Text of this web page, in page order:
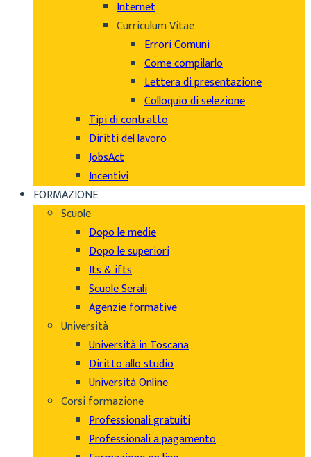
Internet
Curriculum Vitae
Errori Comuni
Come compilarlo
Lettera di presentazione
Colloquio di selezione
Tipi di contratto
Diritti del lavoro
JobsAct
Incentivi
FORMAZIONE
Scuole
Dopo le medie
Dopo le superiori
Its & ifts
Scuole Serali
Agenzie formative
Università
Università in Toscana
Diritto allo studio
Università Online
Corsi formazione
Professionali gratuiti
Professionali a pagamento